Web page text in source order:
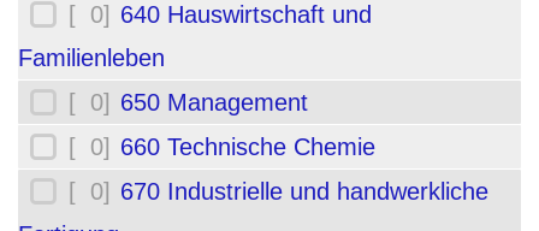
[ 0] 640 Hauswirtschaft und
Familienleben
[ 0] 650 Management
[ 0] 660 Technische Chemie
[ 0] 670 Industrielle und handwerkliche